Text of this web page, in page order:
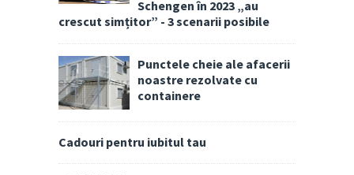
Schengen în 2023 „au
crescut simțitor” - 3 scenarii posibile
Punctele cheie ale afacerii
noastre rezolvate cu
containere
Cadouri pentru iubitul tau